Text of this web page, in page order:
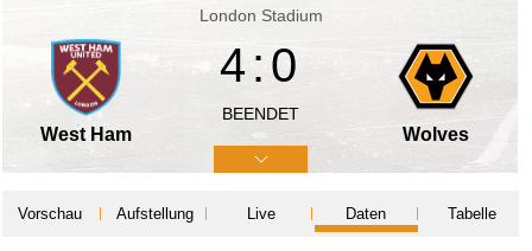
London Stadium
West Ham
4:0
BEENDET
Wolves
Vorschau Aufstellung Live Daten Tabelle